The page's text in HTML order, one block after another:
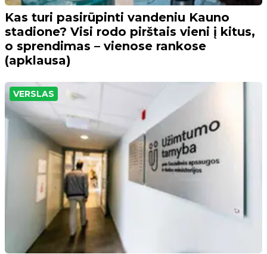
Kas turi pasirūpinti vandeniu Kauno
stadione? Visi rodo pirštais vieni į kitus,
o sprendimas – vienose rankose
(apklausa)
VERSLAS